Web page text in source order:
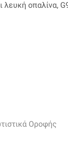
λευκή οπαλίνα,
Οροφής